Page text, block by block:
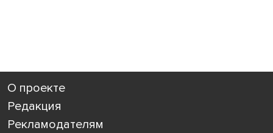
О проекте
Редакция
Рекламодателям